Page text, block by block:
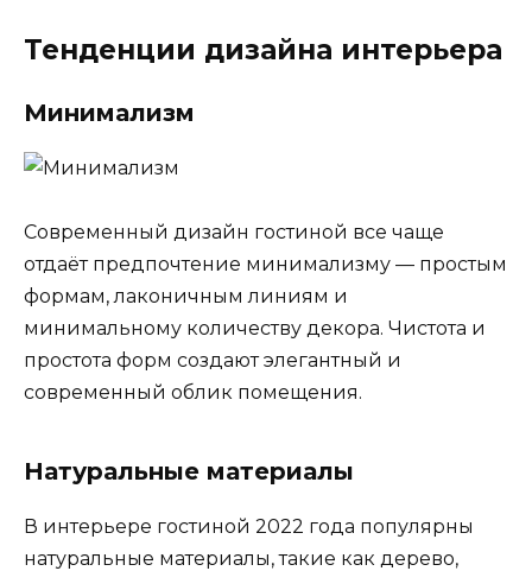
Тенденции дизайна интерьера
Минимализм
Современный дизайн гостиной все чаще
отдаёт предпочтение минимализму — простым
формам, лаконичным линиям и
минимальному количеству декора. Чистота и
простота форм создают элегантный и
современный облик помещения.
Натуральные материалы
В интерьере гостиной 2022 года популярны
натуральные материалы, такие как дерево,